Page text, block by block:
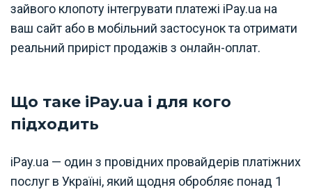
зайвого клопоту інтегрувати платежі iPay.ua на
ваш сайт або в мобільний застосунок та отримати
реальний приріст продажів з онлайн-оплат.
Що таке iPay.ua і для кого
підходить
iPay.ua — один з провідних провайдерів платіжних
послуг в Україні, який щодня обробляє понад 1